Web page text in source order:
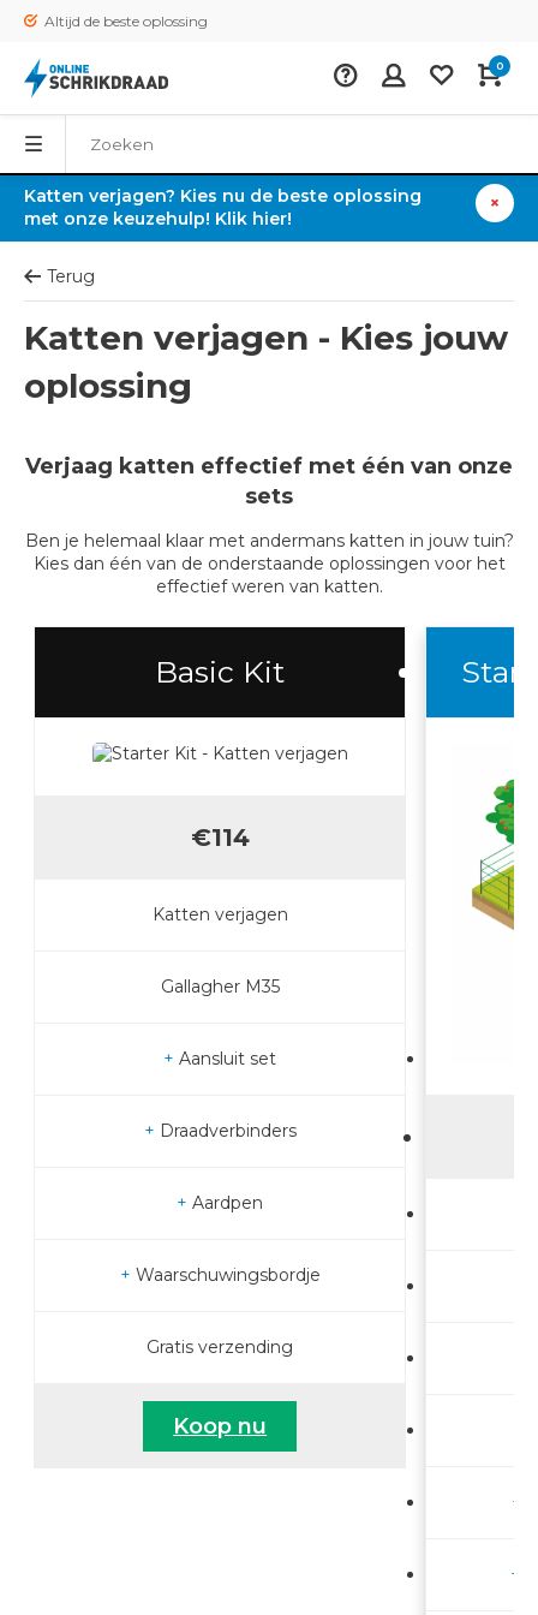
Altijd de beste oplossing
0
Katten verjagen? Kies nu de beste oplossing
met onze keuzehulp! Klik hier!
Terug
Katten verjagen - Kies jouw
oplossing
Verjaag katten effectief met één van onze
sets
Ben je helemaal klaar met andermans katten in jouw tuin?
Kies dan één van de onderstaande oplossingen voor het
effectief weren van katten.
Basic Kit
€114
Katten verjagen
Gallagher M35
+ Aansluit set
+ Draadverbinders
+ Aardpen
+ Waarschuwingsbordje
Gratis verzending
Koop nu
+
+